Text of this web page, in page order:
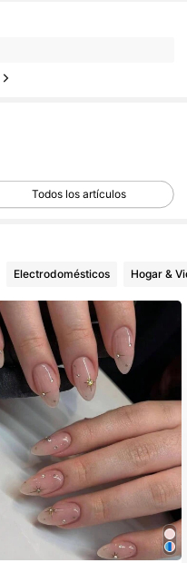
Todos los artículos
Electrodomésticos Hogar &